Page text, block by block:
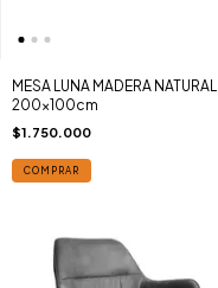
MESA LUNA MADERA NATURAL
200x100cm
$1.750.000
COMPRAR